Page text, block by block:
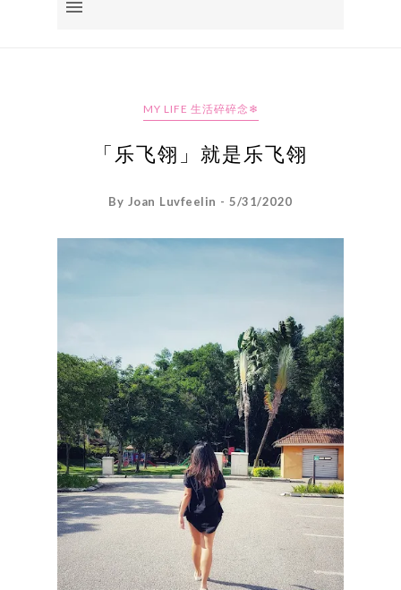
MY LIFE 生活碎碎念❄
「乐飞翎」就是乐飞翎
By Joan Luvfeelin - 5/31/2020